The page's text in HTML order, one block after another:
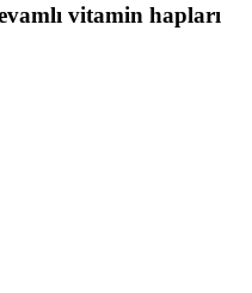
vitamin hapları